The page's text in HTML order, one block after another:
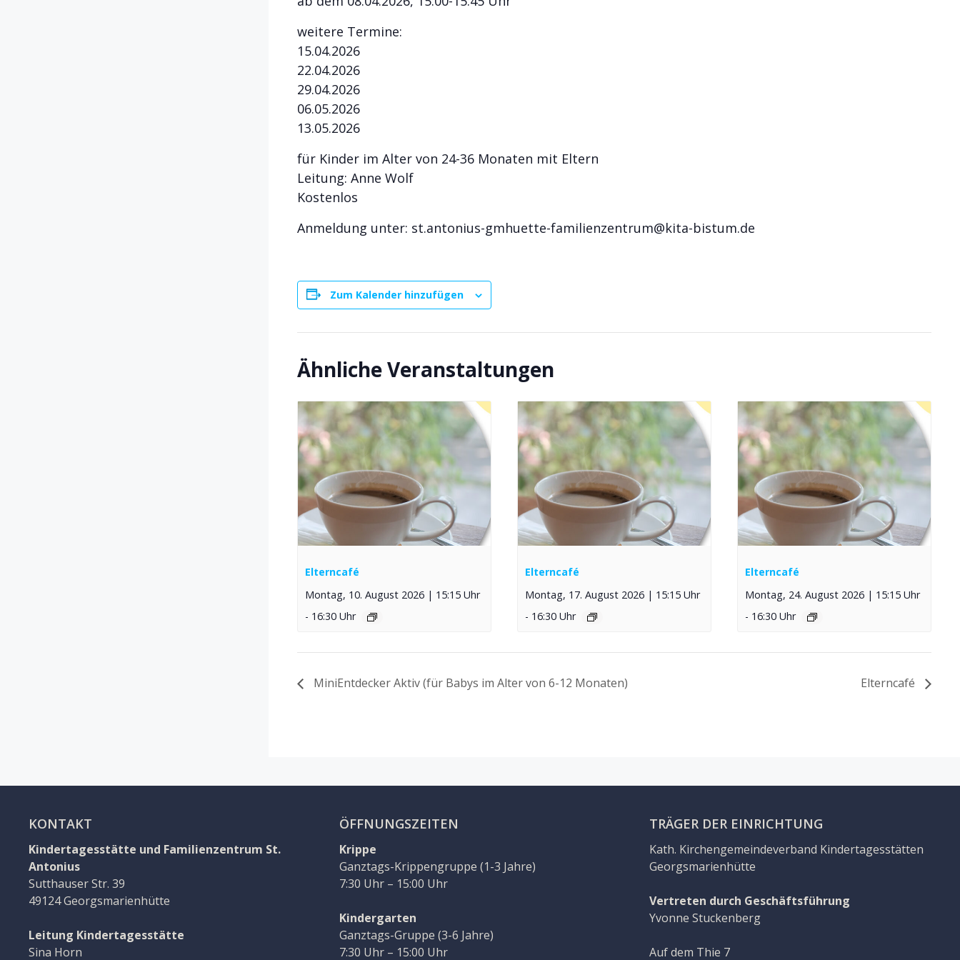
weitere Termine:
15.04.2026
22.04.2026
29.04.2026
06.05.2026
13.05.2026
für Kinder im Alter von 24-36 Monaten mit Eltern
Leitung: Anne Wolf
Kostenlos
Anmeldung unter: st.antonius-gmhuette-familienzentrum@kita-bistum.de
Zum Kalender hinzufügen
Ähnliche Veranstaltungen
Elterncafé
Montag, 10. August 2026 | 15:15 Uhr
- 16:30 Uhr
Elterncafé
Montag, 17. August 2026 | 15:15 Uhr
- 16:30 Uhr
Elterncafé
Montag, 24. August 2026 | 15:15 Uhr
- 16:30 Uhr
MiniEntdecker Aktiv (für Babys im Alter von 6-12 Monaten) Elterncafé
KONTAKT
Kindertagesstätte und Familienzentrum St.
Antonius
Sutthauser Str. 39
49124 Georgsmarienhütte
Leitung Kindertagesstätte
Sina Horn
ÖFFNUNGSZEITEN
Krippe
Ganztags-Krippengruppe (1-3 Jahre)
7:30 Uhr – 15:00 Uhr
Kindergarten
Ganztags-Gruppe (3-6 Jahre)
7:30 Uhr – 15:00 Uhr
TRÄGER DER EINRICHTUNG
Kath. Kirchengemeindeverband Kindertagesstätten
Georgsmarienhütte
Vertreten durch Geschäftsführung
Yvonne Stuckenberg
Auf dem Thie 7